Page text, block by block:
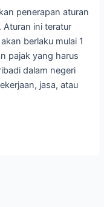
penerapan aturan
Aturan ini teratur
berlaku mulai 1
pajak yang harus
dalam negeri
jasa, atau